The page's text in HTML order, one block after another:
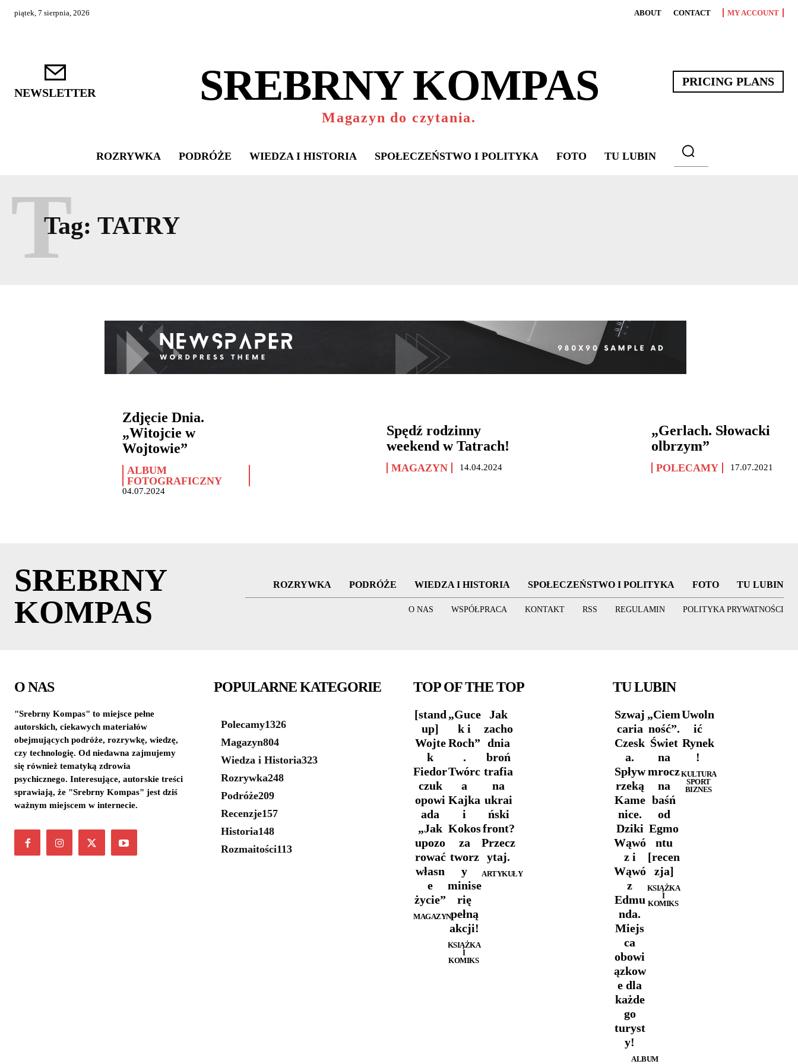
piątek, 7 sierpnia, 2026 ABOUT CONTACT MY ACCOUNT
NEWSLETTER SREBRNY KOMPAS
Magazyn do czytania.
PRICING PLANS
ROZRYWKA PODRÓŻE WIEDZA I HISTORIA SPOŁECZEŃSTWO I POLITYKA FOTO TU LUBIN
Tag: TATRY
T
Zdjęcie Dnia.
„Witojcie w
Wojtowie”
ALBUM
FOTOGRAFICZNY
04.07.2024
Spędź rodzinny
weekend w Tatrach!
MAGAZYN 14.04.2024
„Gerlach. Słowacki
olbrzym”
POLECAMY 17.07.2021
SREBRNY
KOMPAS
ROZRYWKA PODRÓŻE WIEDZA I HISTORIA SPOŁECZEŃSTWO I POLITYKA FOTO TU LUBIN
O NAS WSPÓŁPRACA KONTAKT RSS REGULAMIN POLITYKA PRYWATNOŚCI
O NAS
"Srebrny Kompas" to miejsce pełne
autorskich, ciekawych materiałów
obejmujących podróże, rozrywkę, wiedzę,
czy technologię. Od niedawna zajmujemy
się również tematyką zdrowia
psychicznego. Interesujące, autorskie treści
sprawiają, że "Srebrny Kompas" jest dziś
ważnym miejscem w internecie.
POPULARNE KATEGORIE
Polecamy1326
Magazyn804
Wiedza i Historia323
Rozrywka248
Podróże209
Recenzje157
Historia148
Rozmaitości113
TOP OF THE TOP
[stand
up]
Wojte
k
Fiedor
czuk
opowi
ada
„Jak
upozo
rować
własn
e
życie”
MAGAZYN
„Guce
k i
Roch”
.
Twórc
a
Kajka
i
Kokos
za
tworz
y
minise
rię
pełną
akcji!
KSIĄŻKA
I
KOMIKS
Jak
zacho
dnia
broń
trafia
na
ukrai
ński
front?
Przecz
ytaj.
ARTYKUŁY
TU LUBIN
Szwaj
caria
Czesk
a.
Spływ
rzeką
Kame
nice.
Dziki
Wąwó
z i
Wąwó
z
Edmu
nda.
Miejs
ca
obowi
ązkow
e dla
każde
go
turyst
y!
ALBUM
„Ciem
ność”.
Świet
na
mrocz
na
baśń
od
Egmo
ntu
[recen
zja]
KSIĄŻKA
I
KOMIKS
Uwoln
ić
Rynek
!
KULTURA
SPORT
BIZNES